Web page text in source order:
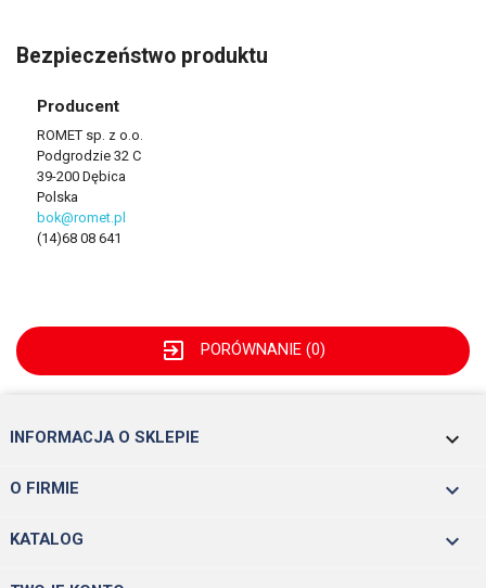
Bezpieczeństwo produktu
Producent
ROMET sp. z o.o.
Podgrodzie 32 C
39-200 Dębica
Polska
bok@romet.pl
(14)68 08 641
exit_to_app PORÓWNANIE (0)
INFORMACJA O SKLEPIE keyboard_arrow_down
O FIRMIE 
KATALOG 